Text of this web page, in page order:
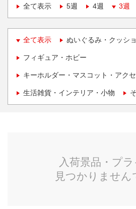
全て表示
5週 4週 3週
全て表示 ぬいぐるみ・クッシ
フィギュア・ホビー
キーホルダー・マスコット・アク
生活雑貨・インテリア・小物